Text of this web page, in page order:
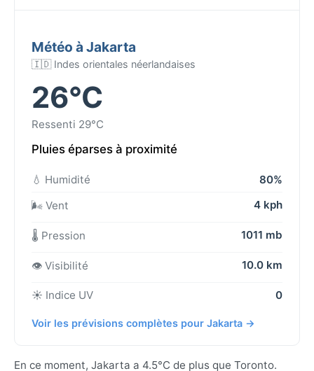
Météo à Jakarta
🇮🇩 Indes orientales néerlandaises
26°C
Ressenti 29°C
Pluies éparses à proximité
💧 Humidité
80%
🌬️ Vent
4 kph
🌡️ Pression 1011 mb
👁️ Visibilité 10.0 km
☀️ Indice UV 0
Voir les prévisions complètes pour Jakarta →
En ce moment, Jakarta a 4.5°C de plus que Toronto.